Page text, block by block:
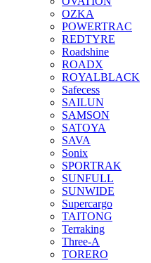
OZKA
POWERTRAC
REDTYRE
Roadshine
ROADX
ROYALBLACK
Safecess
SAILUN
SAMSON
SATOYA
SAVA
Sonix
SPORTRAK
SUNFULL
SUNWIDE
Supercargo
TAITONG
Terraking
Three-A
TORERO